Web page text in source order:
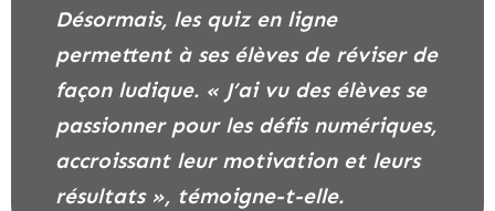
Désormais, les quiz en ligne
permettent à ses élèves de réviser de
façon ludique. « J’ai vu des élèves se
passionner pour les défis numériques,
accroissant leur motivation et leurs
résultats », témoigne-t-elle.